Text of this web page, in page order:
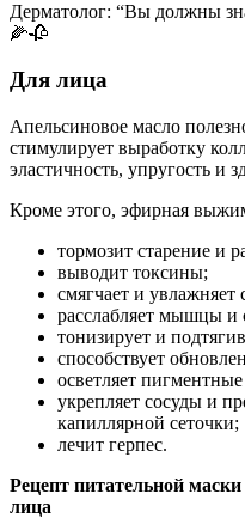
Дерматолог: “Вы должны
🌽🥀
Для лица
Апельсиновое масло
стимулирует выработку
эластичность, упругость и
Кроме этого, эфирная
тормозит старение и
выводит токсины;
смягчает и увлажняет
расслабляет мышцы
тонизирует и
способствует
осветляет
укрепляет сосуды и
капиллярной сеточки;
лечит герпес.
Рецепт питательной
лица